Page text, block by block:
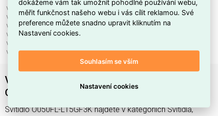
Včetně svět. zdroje:
ano
Vhodné pro počet svět. zdrojů:
Vhodné pro výkon světel. zdroje:
15 W
Vnější průměr:
Výška/hloubka:
Vyzařovací úhel.:
paprsek 40 až 80 °
Venkovní svítidlo Bern 3000K 15W IP 65
O050FL-L15GF3K - MAYTONI
Svítidlo O050FL-L15GF3K najdete v kategoriích Svítidla,
dokážeme vám tak umožnit pohodlné používání webu,
měřit funkčnost našeho webu i vás cílit reklamou. Své
preference můžete snadno upravit kliknutím na
Nastavení cookies.
Souhlasím se vším
Nastavení cookies